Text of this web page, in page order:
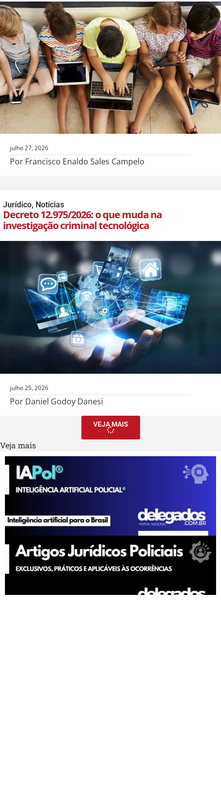
julho 27, 2026
Por Francisco Enaldo Sales Campelo
Jurídico, Notícias
Decreto 12.975/2026: o que muda na
investigação criminal tecnológica
julho 25, 2026
Por Daniel Godoy Danesi
VEJA MAIS
Veja mais